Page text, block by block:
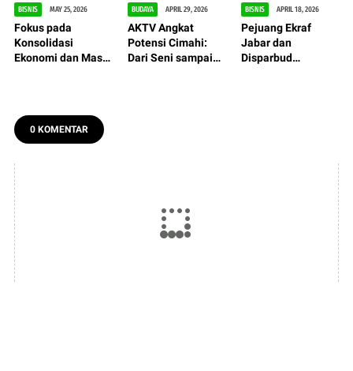
BISNIS MAY 25, 2026
Fokus pada
Konsolidasi
Ekonomi dan Masa
BUDAYA APRIL 29, 2026
AKTV Angkat
Potensi Cimahi:
Dari Seni sampai
BISNIS APRIL 18, 2026
Pejuang Ekraf
Jabar dan
Disparbud
0 KOMENTAR